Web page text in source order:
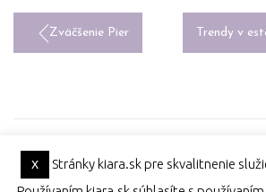
NAVIGÁCIA
Zväčšenie Pier Trendy v
X
Stránky kiara.sk pre skvalitnenie